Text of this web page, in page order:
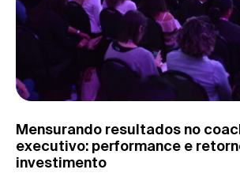
Mensurando resultados no
executivo: performance e
investimento